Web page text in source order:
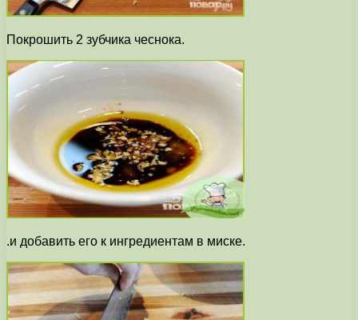
Покрошить 2 зубчика чеснока.
.и добавить его к ингредиентам в миске.